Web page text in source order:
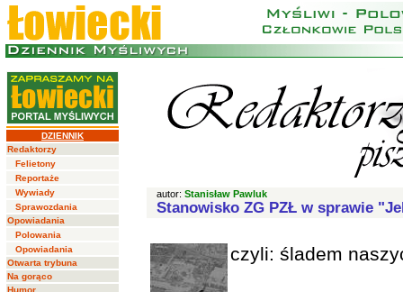
DZIENNIK
Redaktorzy
Felietony
Reportaże
Wywiady
Sprawozdania
Opowiadania
Polowania
Opowiadania
Otwarta trybuna
Na gorąco
Humor
autor: Stanisław Pawluk
Stanowisko ZG PZŁ w sprawie
czyli: śladem